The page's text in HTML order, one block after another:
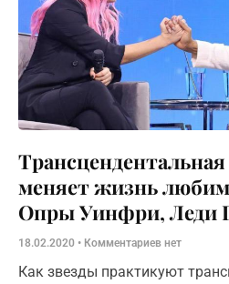
меняет жизнь
Опры Уинфри, Леди
18.02.2020 Комментариев нет
Как звезды практикуют